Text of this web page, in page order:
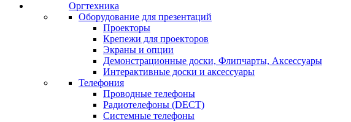
Оргтехника
Оборудование для презентаций
Проекторы
Крепежи для проекторов
Экраны и опции
Демонстрационные доски, Флипчарты, Аксессуары
Интерактивные доски и аксессуары
Телефония
Проводные телефоны
Радиотелефоны (DECT)
Системные телефоны